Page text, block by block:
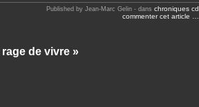
Published by Jean-Marc Gelin - dans chroniques cd
commenter cet article
rage de vivre »